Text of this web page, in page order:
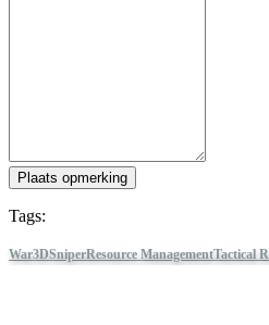
Plaats opmerking
Tags:
War3DSniperResource ManagementTactical